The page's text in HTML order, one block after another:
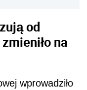
od
na
wprowadziło